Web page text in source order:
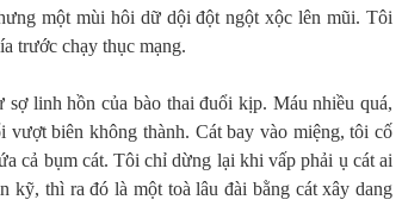
một mùi hôi dữ dội đột ngột xộc lên mũi. Tôi
trước chạy thục mạng.
linh hồn của bào thai đuổi kịp. Máu nhiều quá,
biên không thành. Cát bay vào miệng, tôi cố
cả bụm cát. Tôi chỉ dừng lại khi vấp phải ụ cát ai
kỹ, thì ra đó là một toà lâu đài bằng cát xây dang